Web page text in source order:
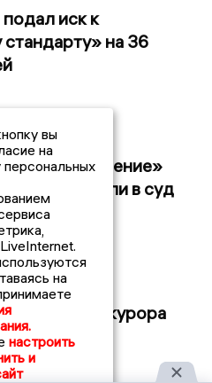
иск к
на 36
ЖК «Поколение»
передали в суд
прокурора
вы
на
персональных
на
настроить
и